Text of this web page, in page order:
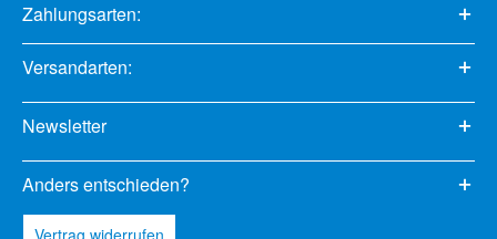
Zahlungsarten:
Versandarten:
Newsletter
Anders entschieden?
Vertrag widerrufen